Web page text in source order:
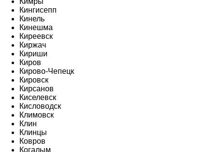
Кингисепп
Кинель
Кинешма
Киреевск
Киржач
Кириши
Киров
Кирово-Чепецк
Кировск
Кирсанов
Киселевск
Кисловодск
Климовск
Клин
Клинцы
Ковров
Когалым